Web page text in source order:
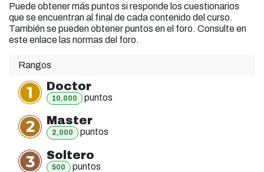
Puede obtener más puntos si responde los cuestionarios
que se encuentran al final de cada contenido del curso.
También se pueden obtener puntos en el foro. Consulte en
este enlace las normas del foro.
Rangos
Doctor
10,000 puntos
Master
2,000 puntos
Soltero
500 puntos